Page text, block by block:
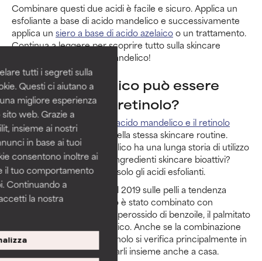
tutti i segreti sulla
Questi ci aiutano a
migliore esperienza
web. Grazie a
insieme ai nostri
in base ai tuoi
consentono inoltre ai
il tuo comportamento
Continuando a
la nostra
Combinare questi due acidi è facile e sicuro. Applica un
esfoliante a base di acido mandelico e successivamente
applica un siero a base di acido azelaicoo un trattamento.
Continua a leggere per scoprire tutto sulla skincare
routine a base di acido mandelico!
L’acido mandelico può essere
utilizzato con il retinolo?
Sfatiamo subito un mito:
l’acido mandelico e il retinolo
possono essere utilizzati nella stessa skincare routine.
Ricordi che l’acido mandelico ha una lunga storia di utilizzo
in varie formule con altri ingredienti skincare bioattivi?
Beh, questo non riguarda solo gli acidi esfolianti.
In uno studio condotto nel 2019 sulle pelli a tendenza
acneica, l’acido mandelico è stato combinato con
successo con il retinolo, il perossido di benzoile, il palmitato
di retinile e l’acido glicirretico. Anche se la combinazione
tra acido mandelico e retinolo si verifica principalmente in
contesti clinici, puoi utilizzarli insieme anche a casa.